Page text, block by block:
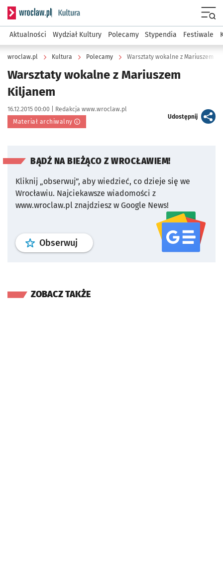
Serwis informacyjny wroclaw.pl podserwis: Kultura
Aktualności Wydział Kultury Polecamy Stypendia Festiwale
wroclaw.pl Kultura Polecamy Warsztaty wokalne z Mariuszem
Warsztaty wokalne z Mariuszem
Kiljanem
Data publikacji:
16.12.2015 00:00 | Autor:
Redakcja www.wroclaw.pl
Materiał archiwalny
Udostępnijartykuł
BĄDŹ NA BIEŻĄCO Z WROCŁAWIEM!
Kliknij „obserwuj”, aby wiedzieć, co dzieje się we
Wrocławiu. Najciekawsze wiadomości z
www.wroclaw.pl znajdziesz w Google News!
Obserwuj profil serwisu
ZOBACZ TAKŻE